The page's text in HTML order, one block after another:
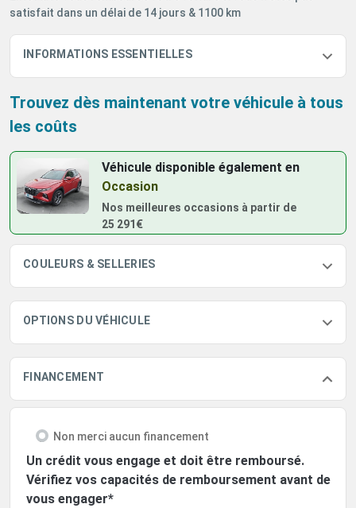
satisfait dans un délai de 14 jours & 1100 km
INFORMATIONS ESSENTIELLES
Trouvez dès maintenant votre véhicule à tous
les coûts
Véhicule disponible égalementen
Occasion
Nos meilleures occasions à partir de
25 291€
COULEURS & SELLERIES
OPTIONS DU VÉHICULE
FINANCEMENT
Non merci aucun financement
Un crédit vous engage et doit être remboursé.
Vérifiez vos capacités de remboursement avant de
vous engager*